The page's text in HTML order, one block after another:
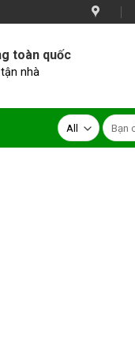
toàn quốc
nhà